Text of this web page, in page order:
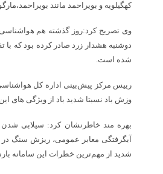
کهگیلویه و بویراحمد مانند
وی تصریح کرد:روز گذشته هم هواشناسی
دوشنبه هشدار زرد صادر کرده بود که
شده است.
رییس مرکز پیش‌بینی اداره کل
وزش باد نسبتا شدید باد از ویژگی های
بهره مند خاطرنشان کرد: سیلابی شدن
آبگرفتگی معابر عمومی، ریزش سنگ در
شدید از مهم‌ترین خطرات این سامانه